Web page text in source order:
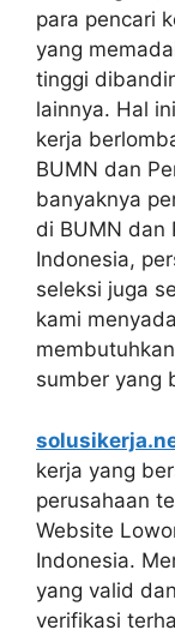
para pencari
yang
tinggi
lainnya. Hal
kerja
BUMN dan
banyaknya
di BUMN dan
Indonesia,
seleksi juga
kami
sumber yang
kerja yang
perusahaan
Website
Indonesia.
yang valid
verifikasi